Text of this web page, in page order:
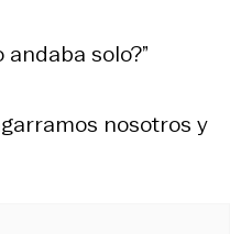
andaba solo?”
nosotros y